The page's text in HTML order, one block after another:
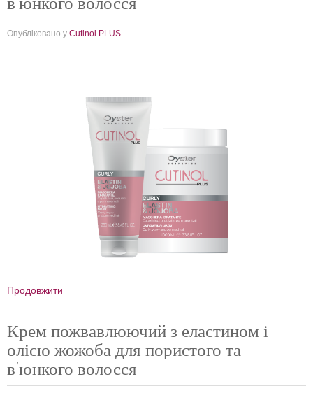
Опубліковано у Cutinol PLUS
Продовжити
Крем пожвавлюючий з еластином і
олією жожоба для пористого та
в'юнкого волосся